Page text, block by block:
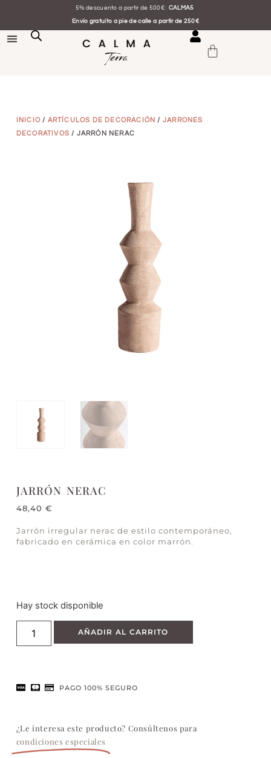
5% descuento a partir de 500€: CALMA5
Envío gratuito a pie de calle a partir de 250€
INICIO / ARTÍCULOS DE DECORACIÓN / JARRONES
DECORATIVOS / JARRÓN NERAC
JARRÓN NERAC
48,40 €
Jarrón irregular nerac de estilo contemporáneo,
fabricado en cerámica en color marrón.
Hay stock disponible
AÑADIR AL CARRITO
PAGO 100% SEGURO
¿Le interesa este producto? Consúltenos para
condiciones especiales